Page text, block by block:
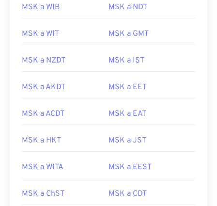
MSK a WIB MSK a NDT
MSK a WIT MSK a GMT
MSK a NZDT MSK a IST
MSK a AKDT MSK a EET
MSK a ACDT MSK a EAT
MSK a HKT MSK a JST
MSK a WITA MSK a EEST
MSK a ChST MSK a CDT